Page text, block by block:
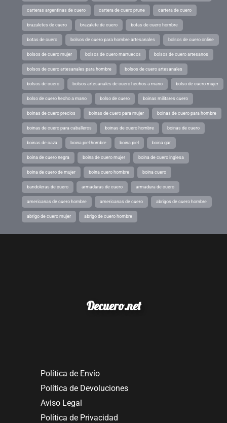
carteras argentinas de cuero cartera de cuero prune cartera de cuero
brazaletes de cuero brazalete de cuero botas de cuero hombre
botas de cuero bolsos de cuero para hombre artesanales bolsos de cuero online
bolsos de cuero mujer bolsos de cuero marruecos bolsos de cuero artesanos
bolsos de cuero artesanales para hombre bolsos de cuero artesanales
bolsos de cuero bolsos artesanales de cuero hechos a mano bolso de cuero mujer
bolso de cuero hecho a mano bolso de cuero boinas militares cuero
boinas de cuero precios boinas de cuero para mujer boinas de cuero para hombre
boinas de cuero para caballeros boinas de cuero hombre boinas de cuero
boinas de caza boina piel hombre boina piel boina gar
boina de cuero negra boina de cuero mujer boina de cuero inglesa
boina de cuero de mujer boina cuero hombre boina cuero
bandoleras de cuero armaduras de cuero armadura de cuero
americanas de cuero hombre americanas de cuero abrigos de cuero hombre
abrigo de cuero mujer abrigo de cuero hombre
Decuero.net
Política de Envío
Política de Devoluciones
Aviso Legal
Política de Privacidad